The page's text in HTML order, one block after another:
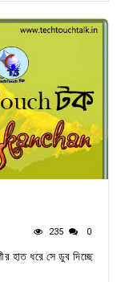
235 0
হাত ধরে সে ডুব দিচ্ছে